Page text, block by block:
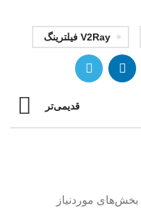
V2Ray فیلترینگ
قدیمی‌تر
بخش‌های موردنیاز